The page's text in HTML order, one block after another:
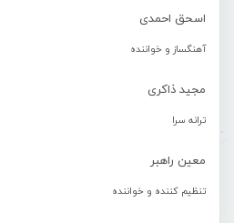
اسحق احمدی
آهنگساز و خواننده
مجید ذاکری
ترانه سرا
معین راهبر
تنظیم کننده و خواننده